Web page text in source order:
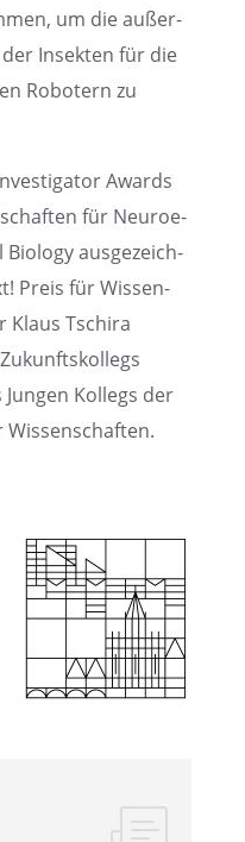
um die außer­
Insek­ten für die
Robotern zu
Awards
für Neuro­e­
ausge­zeich­
Preis für Wissen­
Klaus Tschira
Kollegs der
Wissenschaften.